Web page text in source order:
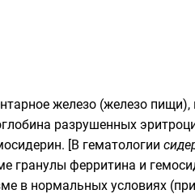
железо (железо
разрушенных
[В гематологии
гранулы ферритина и
в нормальных условиях